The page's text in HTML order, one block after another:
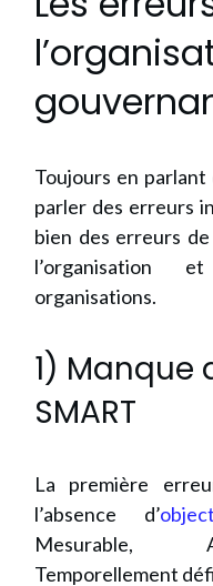
Toujours en parlant
parler des erreurs
bien des erreurs
l’organisation
organisations.
1) Manque
SMART
La première
l’absence d’
Mesurable,
Temporellement